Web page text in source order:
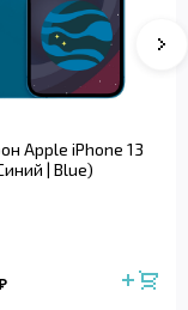
Apple iPhone 13
| Blue)